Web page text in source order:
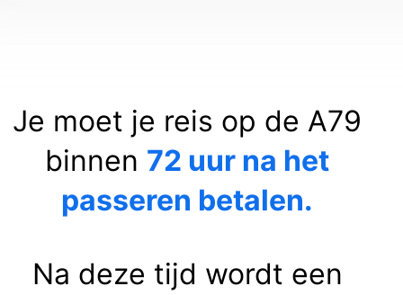
Je moet je reis op de A79
binnen 72 uur na het
passeren betalen.
Na deze tijd wordt een